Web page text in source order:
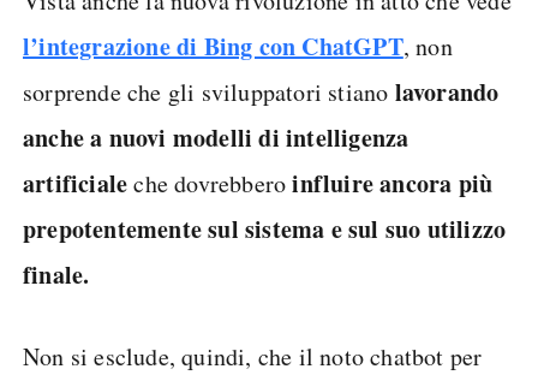
l’integrazione di Bing con ChatGPT, non
sorprende che gli sviluppatori stiano lavorando
anche a nuovi modelli di intelligenza
artificialeche dovrebberoinfluire ancora più
prepotentemente sul sistema e sul suo utilizzo
finale.
Non si esclude, quindi, che il noto chatbot per